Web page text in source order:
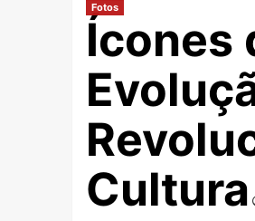
Fotos
Ícones
Cultura